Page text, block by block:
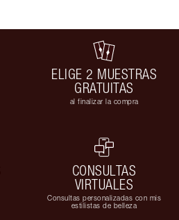
ELIGE 2 MUESTRAS
GRATUITAS
al finalizar la compra
CONSULTAS
VIRTUALES
Consultas personalizadas con mis
estilistas de belleza